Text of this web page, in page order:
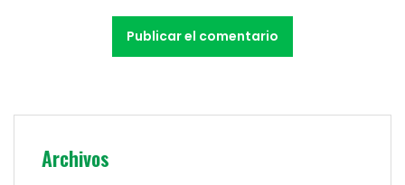
Archivos